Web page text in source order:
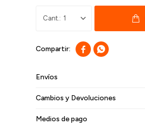
1
 
Envíos
Cambios y Devoluciones
Medios de pago